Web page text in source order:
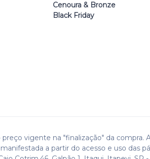
Cenoura & Bronze
Black Friday
vigente na "finalização" da compra.
a partir do acesso e uso das